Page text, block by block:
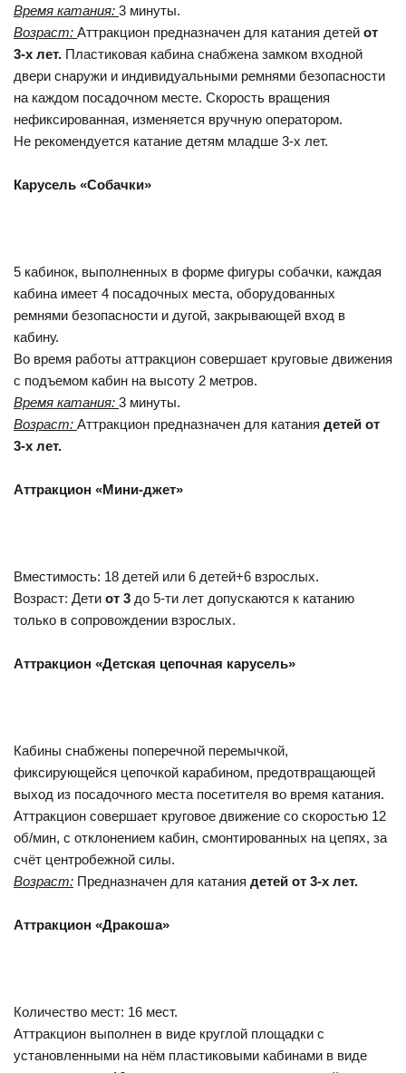
Время катания: 3 минуты.
Возраст: Аттракцион предназначен для катания детей от
3-х лет. Пластиковая кабина снабжена замком входной
двери снаружи и индивидуальными ремнями безопасности
на каждом посадочном месте. Скорость вращения
нефиксированная, изменяется вручную оператором.
Не рекомендуется катание детям младше 3-х лет.
Карусель «Собачки»
5 кабинок, выполненных в форме фигуры собачки, каждая
кабина имеет 4 посадочных места, оборудованных
ремнями безопасности и дугой, закрывающей вход в
кабину.
Во время работы аттракцион совершает круговые движения
с подъемом кабин на высоту 2 метров.
Время катания: 3 минуты.
Возраст: Аттракцион предназначен для катания детей от
3-х лет.
Аттракцион «Мини-джет»
Вместимость: 18 детей или 6 детей+6 взрослых.
Возраст: Дети от 3 до 5-ти лет допускаются к катанию
только в сопровождении взрослых.
Аттракцион «Детская цепочная карусель»
Кабины снабжены поперечной перемычкой,
фиксирующейся цепочкой карабином, предотвращающей
выход из посадочного места посетителя во время катания.
Аттракцион совершает круговое движение со скоростью 12
об/мин, с отклонением кабин, смонтированных на цепях, за
счёт центробежной силы.
Возраст: Предназначен для катания детей от 3-х лет.
Аттракцион «Дракоша»
Количество мест: 16 мест.
Аттракцион выполнен в виде круглой площадки с
установленными на нём пластиковыми кабинами в виде